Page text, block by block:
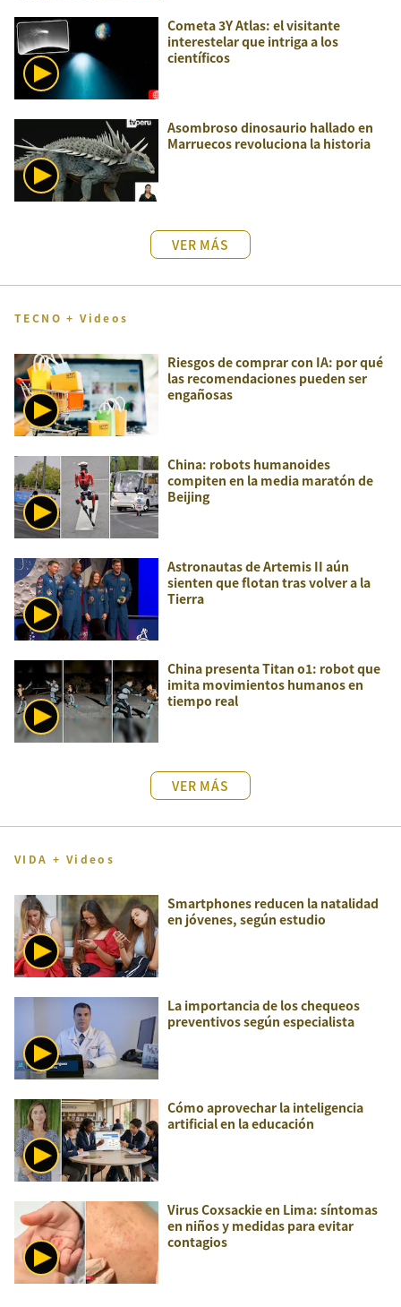
Cometa 3Y Atlas: el visitante
interestelar que intriga a los
científicos
Asombroso dinosaurio hallado en
Marruecos revoluciona la historia
VER MÁS
TECNO + Videos
Riesgos de comprar con IA: por qué
las recomendaciones pueden ser
engañosas
China: robots humanoides
compiten en la media maratón de
Beijing
Astronautas de Artemis II aún
sienten que flotan tras volver a la
Tierra
China presenta Titan o1: robot que
imita movimientos humanos en
tiempo real
VER MÁS
VIDA + Videos
Smartphones reducen la natalidad
en jóvenes, según estudio
La importancia de los chequeos
preventivos según especialista
Cómo aprovechar la inteligencia
artificial en la educación
Virus Coxsackie en Lima: síntomas
en niños y medidas para evitar
contagios